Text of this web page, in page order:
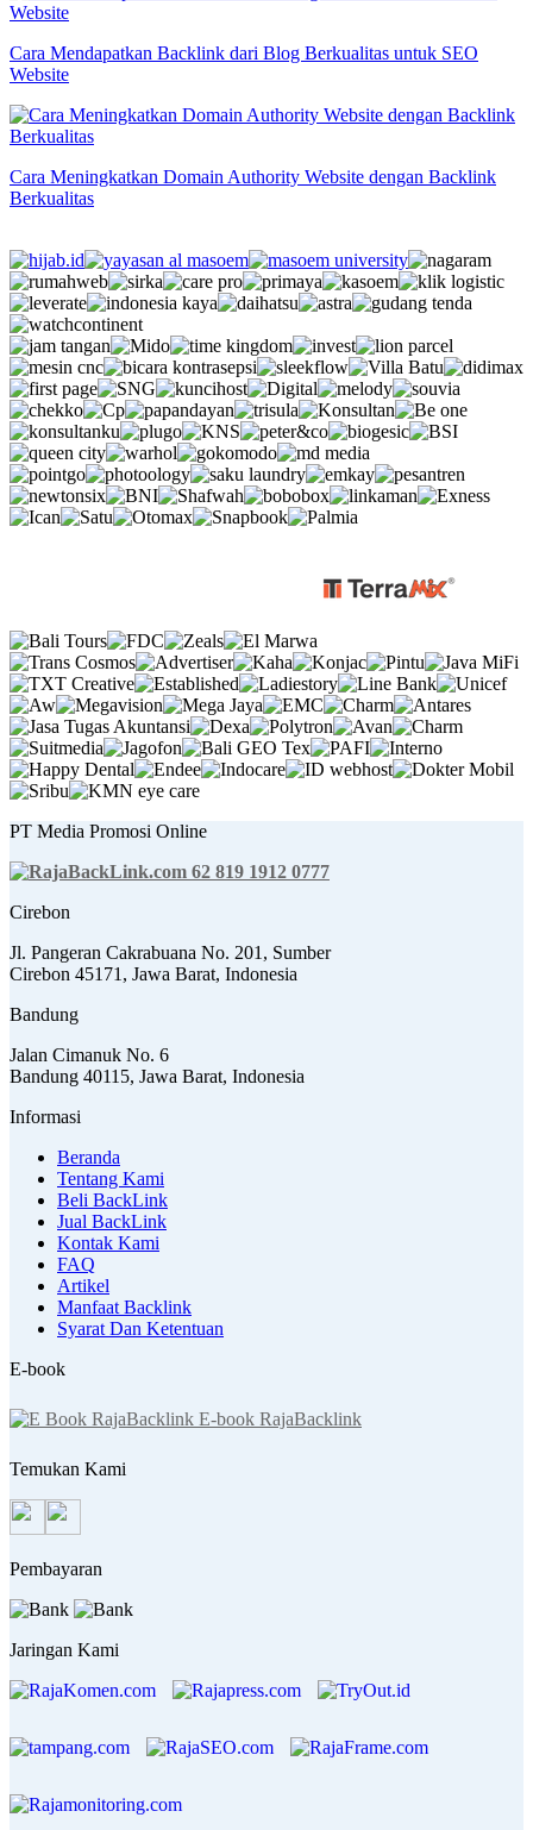
Cara Mendapatkan Backlink dari Blog Berkualitas untuk SEO
Website
Cara Meningkatkan Domain Authority Website dengan Backlink
Berkualitas
PT Media Promosi Online
62 819 1912 0777
Cirebon
Jl. Pangeran Cakrabuana No. 201, Sumber
Cirebon 45171, Jawa Barat, Indonesia
Bandung
Jalan Cimanuk No. 6
Bandung 40115, Jawa Barat, Indonesia
Informasi
Beranda
Tentang Kami
Beli BackLink
Jual BackLink
Kontak Kami
FAQ
Artikel
Manfaat Backlink
Syarat Dan Ketentuan
E-book
E-book RajaBacklink
Temukan Kami
Pembayaran
Jaringan Kami